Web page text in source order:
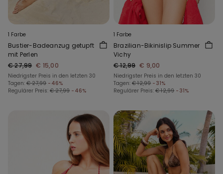
1 Farbe
Bustier-Badeanzug getupft
mit Perlen
€ 27,99 € 15,00
Niedrigster Preis in den letzten 30
Tagen: € 27,99 -46%
Regulärer Preis: € 27,99 -46%
1 Farbe
Brazilian-Bikinislip Summer
Vichy
€ 12,99 € 9,00
Niedrigster Preis in den letzten 30
Tagen: € 12,99 -31%
Regulärer Preis: € 12,99 -31%